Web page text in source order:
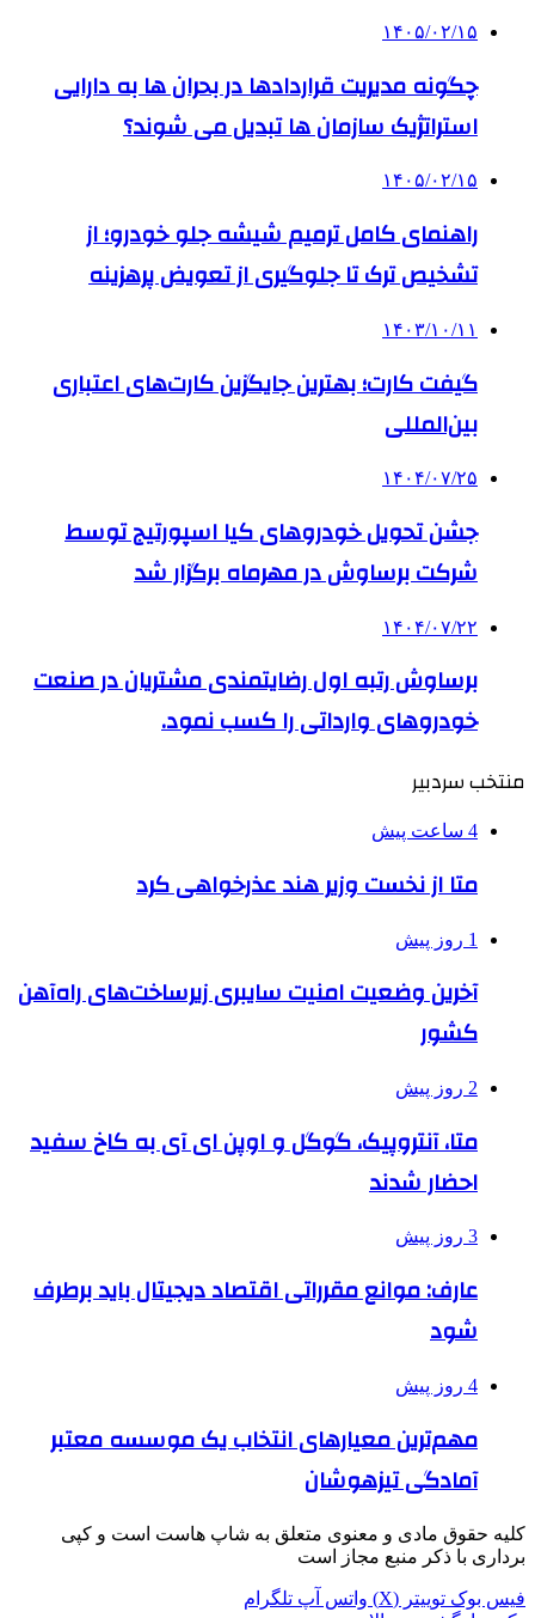
۱۴۰۵/۰۲/۱۵
چگونه مدیریت قراردادها در بحران ها به دارایی
استراتژیک سازمان ها تبدیل می شوند؟
۱۴۰۵/۰۲/۱۵
راهنمای کامل ترمیم شیشه جلو خودرو؛ از
تشخیص ترک تا جلوگیری از تعویض پرهزینه
۱۴۰۳/۱۰/۱۱
گیفت کارت؛ بهترین جایگزین کارت‌های اعتباری
بین‌المللی
۱۴۰۴/۰۷/۲۵
جشن تحویل خودروهای کیا اسپورتیج توسط
شرکت برساوش در مهرماه برگزار شد
۱۴۰۴/۰۷/۲۲
برساوش رتبه اول رضایتمندی مشتریان در صنعت
خودروهای وارداتی را کسب نمود.
منتخب سردبیر
4 ساعت پیش
متا از نخست وزیر هند عذرخواهی کرد
1 روز پیش
آخرین وضعیت امنیت سایبری زیرساخت‌های راه‌آهن
کشور
2 روز پیش
متا، آنتروپیک، گوگل و اوپن ای آی به کاخ سفید
احضار شدند
3 روز پیش
عارف: موانع مقرراتی اقتصاد دیجیتال باید برطرف
شود
4 روز پیش
مهم‌ترین معیارهای انتخاب یک موسسه معتبر
آمادگی تیزهوشان
کلیه حقوق مادی و معنوی متعلق به شاپ هاست است و کپی
برداری با ذکر منبع مجاز است
فیس بوک توییتر (X) واتس آپ تلگرام